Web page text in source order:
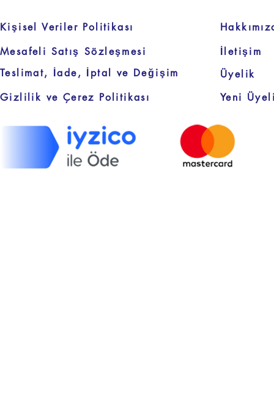
Kişisel Veriler Politikası
Mesafeli Satış Sözleşmesi
Teslimat, İade, İptal ve Değişim
Gizlilik ve Çerez Politikası
İletişim
Üyelik
Yeni